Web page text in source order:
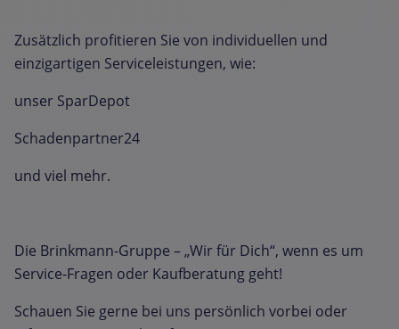
Zusätzlich profitieren Sie von individuellen und
einzigartigen Serviceleistungen, wie:
unser SparDepot
Schadenpartner24
und viel mehr.
Die Brinkmann-Gruppe – „Wir für Dich“, wenn es um
Service-Fragen oder Kaufberatung geht!
Schauen Sie gerne bei uns persönlich vorbei oder